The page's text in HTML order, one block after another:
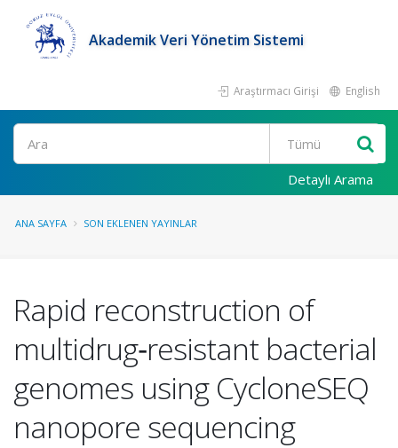
Akademik Veri Yönetim Sistemi
Araştırmacı Girişi English
Ara
Detaylı Arama
ANA SAYFA SON EKLENEN YAYINLAR
Rapid reconstruction of
multidrug‐resistant bacterial
genomes using CycloneSEQ
nanopore sequencing